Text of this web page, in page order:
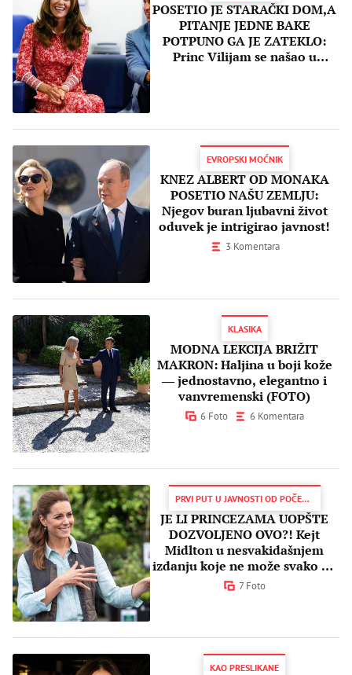
POSETIO JE STARAČKI DOM,A
PITANJE JEDNE BAKE
POTPUNO GA JE ZATEKLO:
Princ Vilijam se našao u
EVROPSKI MOĆNIK
KNEZ ALBERT OD MONAKA
POSETIO NAŠU ZEMLJU:
Njegov buran ljubavni život
oduvek je intrigirao javnost!
3 Komentara
KLASIKA
MODNA LEKCIJA BRIŽIT
MAKRON: Haljina u boji kože
― jednostavno, elegantno i
vanvremenski (FOTO)
6 Foto 6 Komentara
PRVI PUT U JAVNOSTI OD POČETKA EPIDEMIJE
JE LI PRINCEZAMA UOPŠTE
DOZVOLJENO OVO?! Kejt
Midlton u nesvakidašnjem
izdanju koje ne može svako da
iznese
7 Foto
KAO PRESLIKANE